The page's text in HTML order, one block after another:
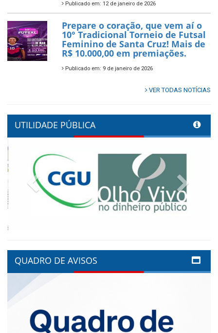
Publicado em: 12 de janeiro de 2026
Prepare o coração, que vem aí o
10° Tradicional Torneio de Futsal
Feminino de Santa Cruz! Mais de
R$ 10.000,00 em premiações.
Publicado em: 9 de janeiro de 2026
VER TODAS NOTÍCIAS
UTILIDADE PÚBLICA
Previous
QUADRO DE AVISOS